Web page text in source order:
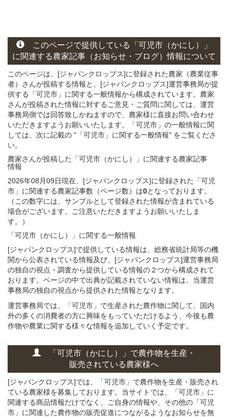
このページで提供している
「可児市（かにし）」
に関連する農家記事（お知らせ・ブログ）情報について
このページは、[ジャパンクロップス]に登録された農家（農業従事
者）さんが投稿する情報と、[ジャパンクロップス]運営事務局が提
供する「可児市」に関する一般情報から構成されています。農家
さんが投稿された情報に対するご意見・ご質問に関しては、運営
事務局側では回答致しかねますので、農家様に直接お問い合わせ
いただきますようお願いいたします。「可児市」の一般情報に関
しては、次に記載の "「可児市」に関する一般情報" をご覧くださ
い。
農家さんが投稿した「可児市（かにし）」 に関連する農家記事
情報
2026年08月09日現在、[ジャパンクロップス]に登録された「可児
市」に関連する農家記事数（ページ数）は0となっております。
（この数字には、サンプルとして登録された情報が含まれている
場合がございます。ご注意いただきますようお願いいたしま
す。）
「可児市（かにし）」 に関する一般情報
[ジャパンクロップス]で提供している情報は、総務省統計局等の機
関から公表されている情報及び、[ジャパンクロップス]運営事務局
の独自の視点・調査から提供している情報の２つから構成されて
おります。ページの中で出典が記載されていない情報は、当運営
事務局の独自の視点から提供された情報となります。
運営事務局では、「可児市」で生産された農作物に関して、国内
外の多くの消費者の方に興味をもっていただけるよう、今後も農
作物や農業に関する様々な情報を追加していく予定です。
「可児市（かにし）」 で農作物を生産・
販売されている農家様へ
[ジャパンクロップス]では、「可児市」で農作物を生産・販売され
ている農家様を募集しております。当サイトでは、「可児市」に
関連する商品情報だけでなく、ご自身の情報や、その他の「可児
市」に関連した農作物の販売促進につながるようなお知らせを無